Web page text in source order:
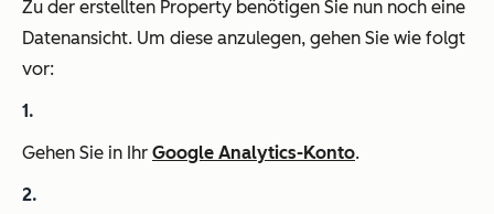
Zu der erstellten Property benötigen Sie nun noch eine
Datenansicht. Um diese anzulegen, gehen Sie wie folgt
vor:
Gehen Sie in Ihr Google Analytics-Konto.